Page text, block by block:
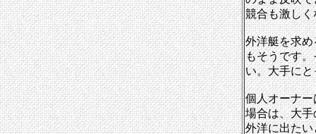
競合も激し
外洋艇を求
もそうです
い。大手に
個人オーナ
場合は、大
外洋に出た